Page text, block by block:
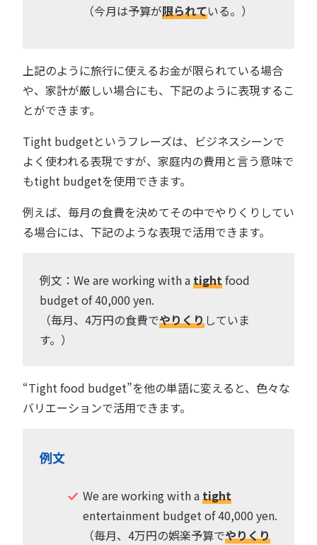
（今月は予算が限られている。）
上記のように旅行に使えるお金が限られている場合
や、家計が厳しい場合にも、下記のように表現するこ
とができます。
Tight budgetというフレーズは、ビジネスシーンで
よく使われる表現ですが、家庭内の費用と言う意味で
もtight budgetを使用できます。
例えば、毎月の食費を決めてその中でやりくりしてい
る場合には、下記のような表現で活用できます。
例文：We are working with atightfood
budget of 40,000 yen.
（毎月、4万円の食費でやりくりしていま
す。）
“Tight food budget”を他の単語に変えると、色々な
バリエーションで活用できます。
例文
We are working with atight
entertainment budget of 40,000 yen.
（毎月、4万円の娯楽予算でやりくり